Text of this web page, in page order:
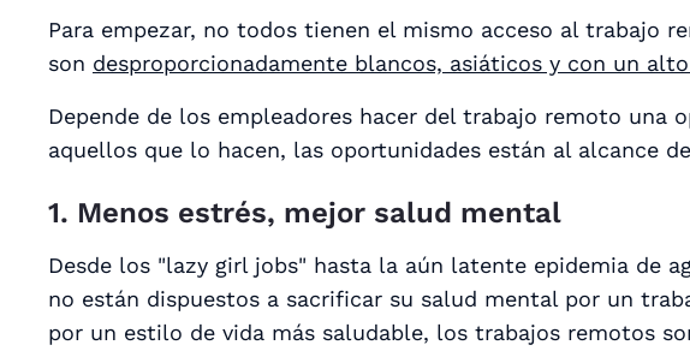
Para empezar, no todos tienen el mismo acceso al trabajo
son desproporcionadamente blancos, asiáticos y con un
Depende de los empleadores hacer del trabajo remoto una
aquellos que lo hacen, las oportunidades están al alcance
1. Menos estrés, mejor salud mental
Desde los "lazy girl jobs" hasta la aún latente epidemia de
no están dispuestos a sacrificar su salud mental por un
por un estilo de vida más saludable, los trabajos remotos